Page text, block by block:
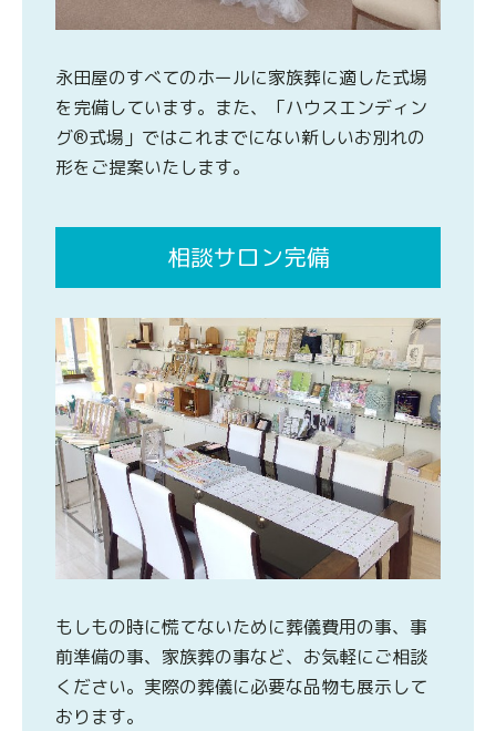
永田屋のすべてのホールに家族葬に適した式場
を完備しています。また、「ハウスエンディン
グ®式場」ではこれまでにない新しいお別れの
形をご提案いたします。
相談サロン完備
もしもの時に慌てないために葬儀費用の事、事
前準備の事、家族葬の事など、お気軽にご相談
ください。実際の葬儀に必要な品物も展示して
おります。